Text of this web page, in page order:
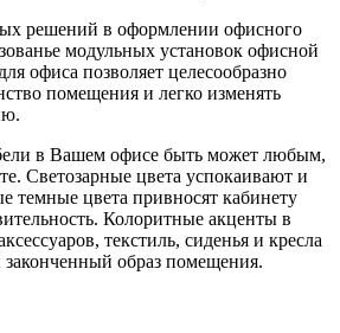
решений в оформлении офисного
модульных установок офисной
офиса позволяет целесообразно
помещения и легко изменять
в Вашем офисе быть может любым,
Светозарные цвета успокаивают и
темные цвета привносят кабинету
Колоритные акценты в
текстиль, сиденья и кресла
законченный образ помещения.